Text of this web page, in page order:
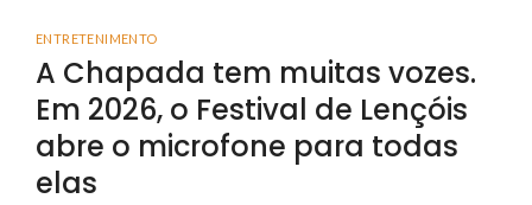
ENTRETENIMENTO
A Chapada tem muitas vozes.
Em 2026, o Festival de Lençóis
abre o microfone para todas
elas